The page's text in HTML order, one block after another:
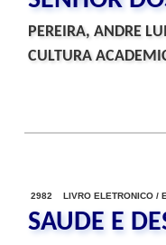
PEREIRA, ANDRE
CULTURA
2982 LIVRO ELETRONICO /
SAUDE E